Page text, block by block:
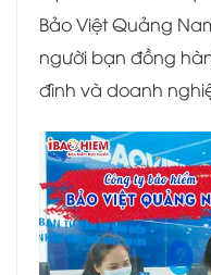
Bảo Việt Quảng
người bạn đồng
đình và doanh